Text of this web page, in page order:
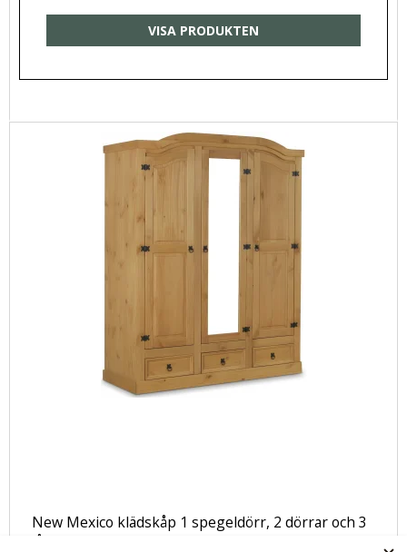
VISA PRODUKTEN
New Mexico klädskåp 1 spegeldörr, 2 dörrar och 3
lådor laserat, vaxat.